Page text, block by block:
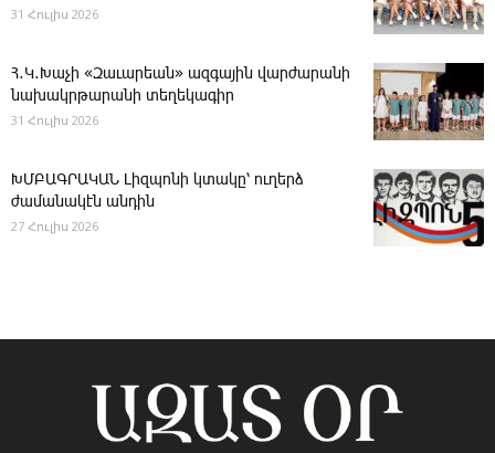
31 Հուլիս 2026
Հ․Կ․Խաչի «Զաւարեան» ազգային վարժարանի
նախակրթարանի տեղեկագիր
31 Հուլիս 2026
ԽՄԲԱԳՐԱԿԱՆ ­Լիզպոնի կտակը՝ ուղերձ
ժամանակէն անդին
27 Հուլիս 2026